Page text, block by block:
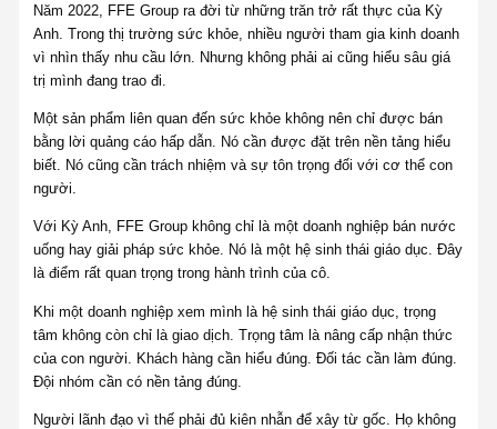
Năm 2022, FFE Group ra đời từ những trăn trở rất thực của Kỳ
Anh. Trong thị trường sức khỏe, nhiều người tham gia kinh doanh
vì nhìn thấy nhu cầu lớn. Nhưng không phải ai cũng hiểu sâu giá
trị mình đang trao đi.
Một sản phẩm liên quan đến sức khỏe không nên chỉ được bán
bằng lời quảng cáo hấp dẫn. Nó cần được đặt trên nền tảng hiểu
biết. Nó cũng cần trách nhiệm và sự tôn trọng đối với cơ thể con
người.
Với Kỳ Anh, FFE Group không chỉ là một doanh nghiệp bán nước
uống hay giải pháp sức khỏe. Nó là một hệ sinh thái giáo dục. Đây
là điểm rất quan trọng trong hành trình của cô.
Khi một doanh nghiệp xem mình là hệ sinh thái giáo dục, trọng
tâm không còn chỉ là giao dịch. Trọng tâm là nâng cấp nhận thức
của con người. Khách hàng cần hiểu đúng. Đối tác cần làm đúng.
Đội nhóm cần có nền tảng đúng.
Người lãnh đạo vì thế phải đủ kiên nhẫn để xây từ gốc. Họ không